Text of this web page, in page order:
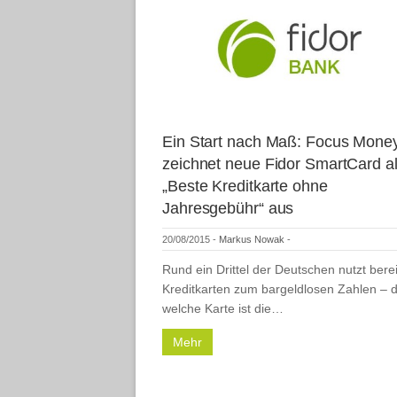
Ein Start nach Maß: Focus
zeichnet neue Fidor SmartCard
„Beste Kreditkarte ohne
Jahresgebühr“ aus
20/08/2015 - Markus Nowak -
Rund ein Drittel der Deutschen nutzt
Kreditkarten zum bargeldlosen Zahlen –
welche Karte ist die…
Mehr